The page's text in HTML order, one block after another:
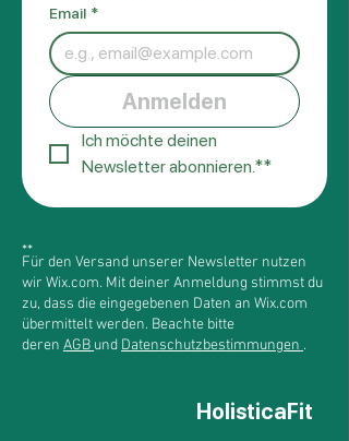
Email *
Anmelden
Ich möchte deinen
Newsletter abonnieren.**
**
Für den Versand unserer Newsletter nutzen
wir Wix.com. Mit deiner Anmeldung stimmst du
zu, dass die eingegebenen Daten an Wix.com
übermittelt werden. Beachte bitte
deren AGB und Datenschutzbestimmungen .
HolisticaFit